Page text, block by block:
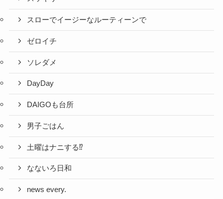
スローでイージーなルーティーンで
ゼロイチ
ソレダメ
DayDay
DAIGOも台所
男子ごはん
土曜はナニする⁉
なないろ日和
news every.